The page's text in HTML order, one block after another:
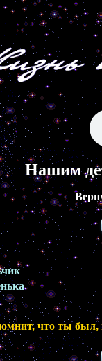
Нашим
что ты был,